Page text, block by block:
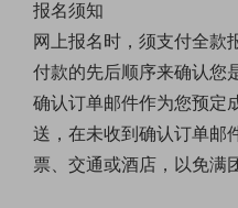
报名须知
网上报名时，须支付全款
付款的先后顺序来确认您
确认订单邮件作为您预定
送，在未收到确认订单邮
票、交通或酒店，以免满